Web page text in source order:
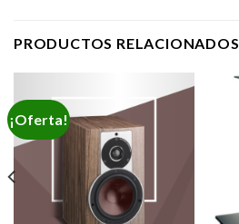
PRODUCTOS RELACIONADOS
¡Oferta!